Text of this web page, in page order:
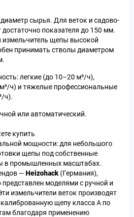
сырья. Для веток и садово-
показателя до 150 мм.
щепы высокой
принимать стволы диаметром
легкие (до 10–20 м³/ч),
ч) и тяжелые профессиональные
ч).
или автоматический.
купить
мощности: для небольшого
щепы под собственные
в промышленных масштабах.
—Heizohack (Германия),
представлен моделями с ручной и
измельчители веток производят
щепу класса А по
благодаря применению